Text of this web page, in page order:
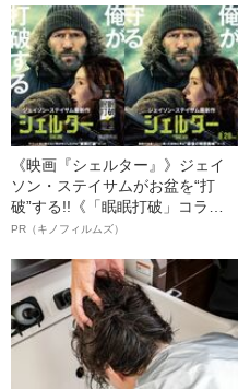
《映画『シェルター』》ジェイ
ソン・ステイサムがお盆を“打
破”する!!《「眠眠打破」コラ
ボ》
PR（キノフィルムズ）